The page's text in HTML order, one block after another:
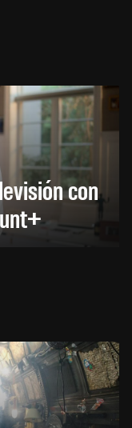
con